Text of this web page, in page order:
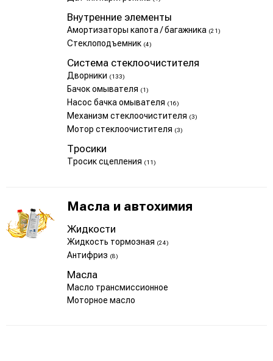
Внутренние элементы
Амортизаторы капота / багажника (21)
Стеклоподъемник (4)
Система стеклоочистителя
Дворники (133)
Бачок омывателя (1)
Насос бачка омывателя (16)
Механизм стеклоочистителя (3)
Мотор стеклоочистителя (3)
Тросики
Тросик сцепления (11)
Масла и автохимия
Жидкости
Жидкость тормозная (24)
Антифриз (8)
Масла
Масло трансмиссионное
Моторное масло